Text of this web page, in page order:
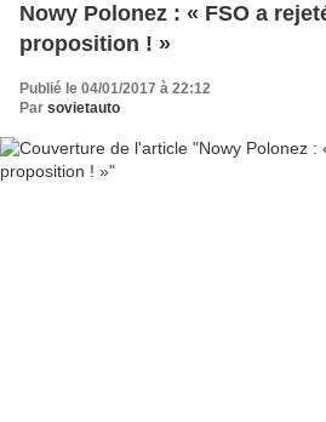
Nowy Polonez : « FSO a
proposition ! »
Publié le 04/01/2017 à 22:12
Par sovietauto